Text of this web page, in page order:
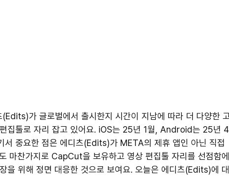
가 글로벌에서 출시한지 시간이 지남에 따라 더 다양한
집툴로 자리 잡고 있어요. iOS는 25년 1월, Android는 25년 4
서 중요한 점은 에디츠(Edits)가 META의 제휴 앱인 아닌 직접
마찬가지로 CapCut을 보유하고 영상 편집툴 자리를 선점함에
을 위해 정면 대응한 것으로 보여요. 오늘은 에디츠(Edits)에 대